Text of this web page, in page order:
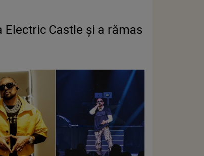
Electric Castle și a rămas